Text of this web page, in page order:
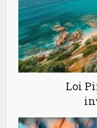
Loi